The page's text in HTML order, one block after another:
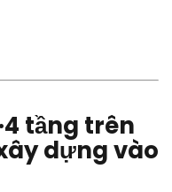
tầng trên
dựng vào